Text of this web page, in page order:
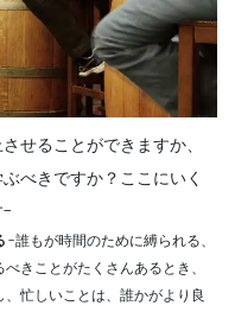
せることができますか、
べきですか？ここにいく
-
-誰もが時間のために縛られる、
きことがたくさんあるとき、
忙しいことは、誰かがより良